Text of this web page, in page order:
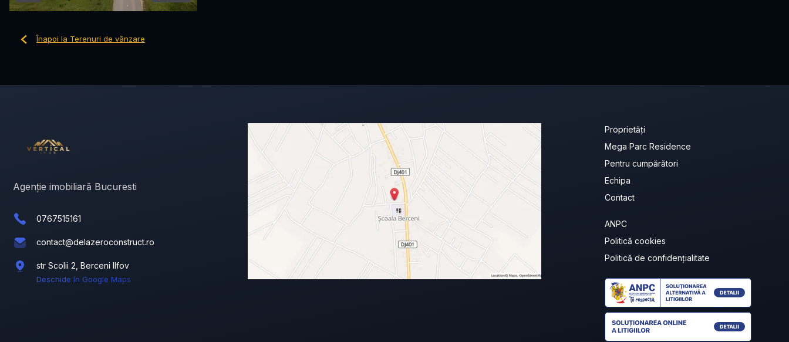
Înapoi la Terenuri de vânzare
Agenție imobiliară Bucuresti
0767515161
contact@delazeroconstruct.ro
str Scolii 2, Berceni Ilfov
Deschide în Google Maps
Proprietăți
Mega Parc Residence
Pentru cumpărători
Echipa
Contact
ANPC
Politică cookies
Politică de confidențialitate